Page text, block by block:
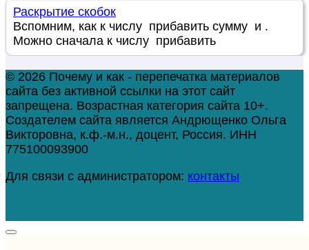
Раскрытие скобок
Вспомним, как к числу прибавить сумму и .
Можно сначала к числу прибавить
© 2026 Почему и как - перепечатка материалов
сайта без активной ссылки на этот сайт
запрещена. Возрастная категория сайта 10+.
Создателем сайта является Андрющенко Ольга
Викторовна, к.ф.-м.н., доцент, Россия. ИНН
775100093900
Для связи с администратором: контакты